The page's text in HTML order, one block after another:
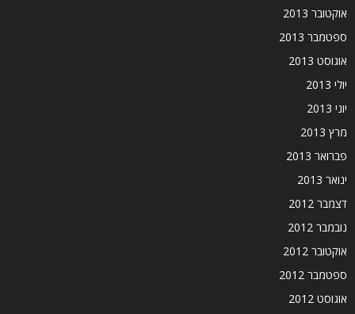
אוקטובר 2013
ספטמבר 2013
אוגוסט 2013
יולי 2013
יוני 2013
מרץ 2013
פברואר 2013
ינואר 2013
דצמבר 2012
נובמבר 2012
אוקטובר 2012
ספטמבר 2012
אוגוסט 2012